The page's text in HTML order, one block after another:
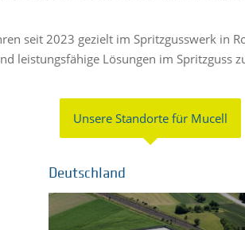
seit 2023 gezielt im Spritzgusswerk in
leistungsfähige Lösungen im Spritzguss
Unsere Standorte für Mucell
Deutschland